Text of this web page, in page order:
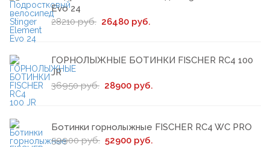
Evo 24
28210 руб. 26480 руб.
ГОРНОЛЫЖНЫЕ БОТИНКИ FISCHER RC4 100
JR
36950 руб. 28900 руб.
Ботинки горнолыжные FISCHER RC4 WC PRO
59900 руб. 52900 руб.